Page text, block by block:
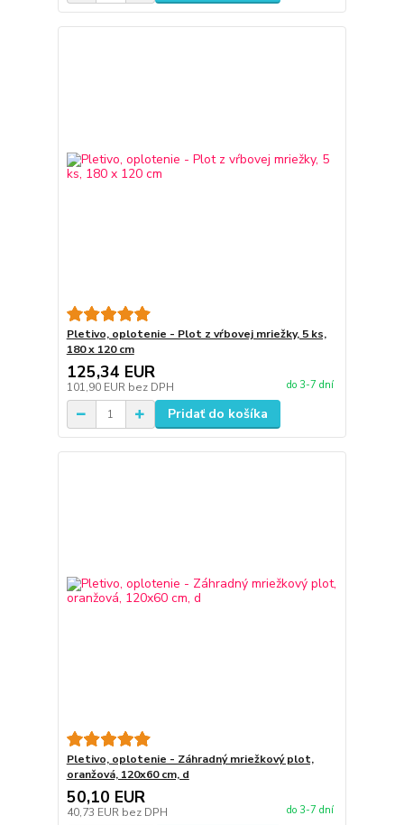
Pletivo, oplotenie - Plot z vŕbovej mriežky, 5 ks,
180 x 120 cm
125,34 EUR
101,90 EUR bez DPH do 3-7 dní
Pridať do košíka
Pletivo, oplotenie - Záhradný mriežkový plot,
oranžová, 120x60 cm, d
50,10 EUR
40,73 EUR bez DPH do 3-7 dní